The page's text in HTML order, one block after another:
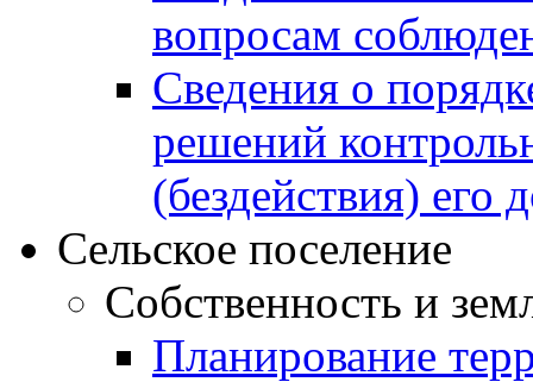
вопросам
Сведения о
решений
(бездействия) его
Сельское поселение
Собственность и
Планирование